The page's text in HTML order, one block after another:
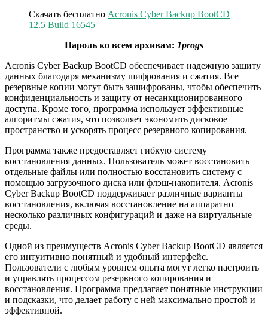
Скачать бесплатно Acronis Cyber Backup BootCD
12.5 Build 16545
Пароль ко всем архивам: 1progs
Acronis Cyber Backup BootCD обеспечивает надежную защиту
данных благодаря механизму шифрования и сжатия. Все
резервные копии могут быть зашифрованы, чтобы обеспечить
конфиденциальность и защиту от несанкционированного
доступа. Кроме того, программа использует эффективные
алгоритмы сжатия, что позволяет экономить дисковое
пространство и ускорять процесс резервного копирования.
Программа также предоставляет гибкую систему
восстановления данных. Пользователь может восстановить
отдельные файлы или полностью восстановить систему с
помощью загрузочного диска или флэш-накопителя. Acronis
Cyber Backup BootCD поддерживает различные варианты
восстановления, включая восстановление на аппаратно
несколько различных конфигураций и даже на виртуальные
среды.
Одной из преимуществ Acronis Cyber Backup BootCD является
его интуитивно понятный и удобный интерфейс.
Пользователи с любым уровнем опыта могут легко настроить
и управлять процессом резервного копирования и
восстановления. Программа предлагает понятные инструкции
и подсказки, что делает работу с ней максимально простой и
эффективной.